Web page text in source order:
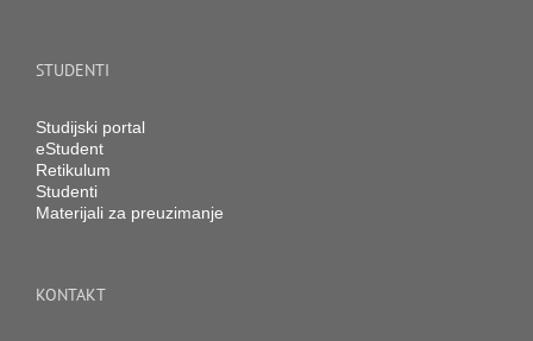
STUDENTI
Studijski portal
eStudent
Retikulum
Studenti
Materijali za preuzimanje
KONTAKT